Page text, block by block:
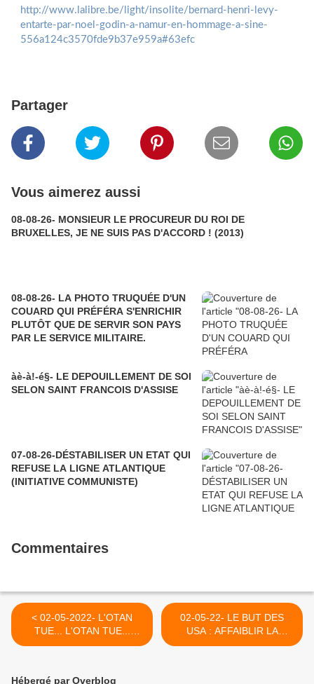
http://www.lalibre.be/light/insolite/bernard-henri-levy-
entarte-par-noel-godin-a-namur-en-hommage-a-sine-
556a124c3570fde9b37e959a#63efc
Partager
Vous aimerez aussi
08-08-26- MONSIEUR LE PROCUREUR DU ROI DE
BRUXELLES, JE NE SUIS PAS D'ACCORD ! (2013)
08-08-26- LA PHOTO TRUQUÉE D'UN
COUARD QUI PRÉFÉRA S'ENRICHIR
PLUTÔT QUE DE SERVIR SON PAYS
PAR LE SERVICE MILITAIRE.
àè-à!-é§- LE DEPOUILLEMENT DE SOI
SELON SAINT FRANCOIS D'ASSISE
07-08-26-DÉSTABILISER UN ETAT QUI
REFUSE LA LIGNE ATLANTIQUE
(INITIATIVE COMMUNISTE)
Commentaires
< 02-05-2022- L'OTAN
TUE... L'OTAN TUE...
L'OTAN TUE... (25 MAI
02-05-22- LE BUT DES
USA : AFFAIBLIR LA
RUSSIE JUSQU'A LA
Hébergé par Overblog